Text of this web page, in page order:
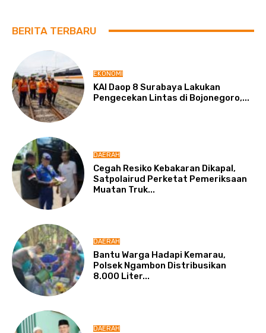
BERITA TERBARU
EKONOMI
KAI Daop 8 Surabaya Lakukan
Pengecekan Lintas di Bojonegoro,...
DAERAH
Cegah Resiko Kebakaran Dikapal,
Satpolairud Perketat Pemeriksaan
Muatan Truk...
DAERAH
Bantu Warga Hadapi Kemarau,
Polsek Ngambon Distribusikan
8.000 Liter...
DAERAH